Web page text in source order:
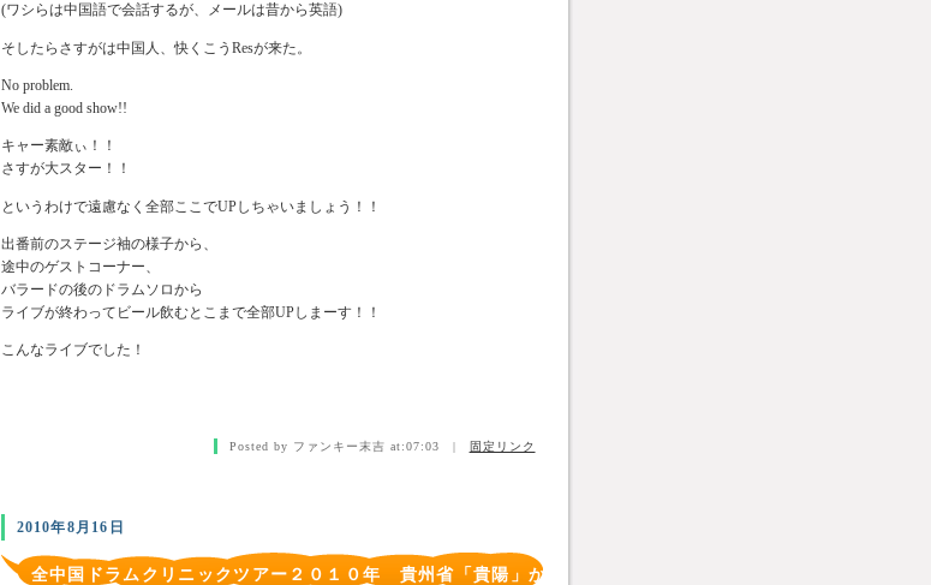
(ワシらは中国語で会話するが、メールは昔から英語)
そしたらさすがは中国人、快くこうResが来た。
No problem.
We did a good show!!
キャー素敵ぃ！！
さすが大スター！！
というわけで遠慮なく全部ここでUPしちゃいましょう！！
出番前のステージ袖の様子から、
途中のゲストコーナー、
バラードの後のドラムソロから
ライブが終わってビール飲むとこまで全部UPしまーす！！
こんなライブでした！
Posted by ファンキー末吉 at:07:03 | 固定リンク
2010年8月16日
全中国ドラムクリニックツアー２０１０年 貴州省「貴陽」から